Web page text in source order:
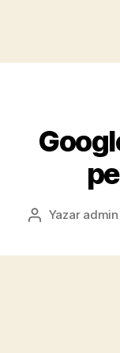
Yazının
Yazar admin